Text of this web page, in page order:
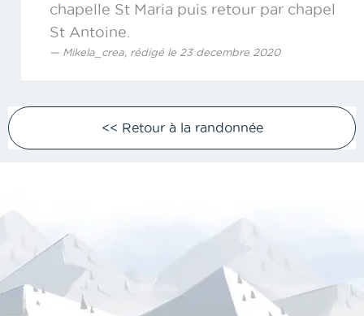
chapelle St Maria puis retour par chapel
St Antoine.
Mikela_crea, rédigé le 23 decembre 2020
<< Retour à la randonnée